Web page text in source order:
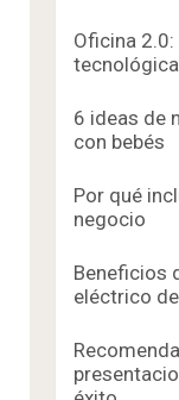
Oficina
6 ideas de
con bebés
Por qué
negocio
Beneficios
eléctrico